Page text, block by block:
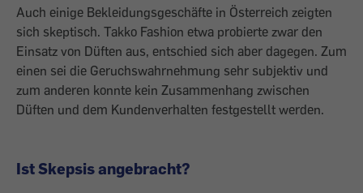
Auch einige Bekleidungsgeschäfte in Österreich zeigten
sich skeptisch. Takko Fashion etwa probierte zwar den
Einsatz von Düften aus, entschied sich aber dagegen. Zum
einen sei die Geruchswahrnehmung sehr subjektiv und
zum anderen konnte kein Zusammenhang zwischen
Düften und dem Kundenverhalten festgestellt werden.
Ist Skepsis angebracht?